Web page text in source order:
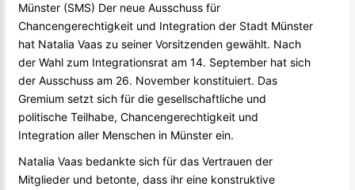
Münster (SMS) Der neue Ausschuss für
Chancengerechtigkeit und Integration der Stadt Münster
hat Natalia Vaas zu seiner Vorsitzenden gewählt. Nach
der Wahl zum Integrationsrat am 14. September hat sich
der Ausschuss am 26. November konstituiert. Das
Gremium setzt sich für die gesellschaftliche und
politische Teilhabe, Chancengerechtigkeit und
Integration aller Menschen in Münster ein.
Natalia Vaas bedankte sich für das Vertrauen der
Mitglieder und betonte, dass ihr eine konstruktive